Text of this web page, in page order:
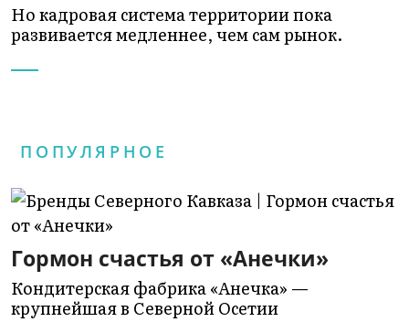
Но кадровая система территории пока
развивается медленнее, чем сам рынок.
ПОПУЛЯРНОЕ
Гормон счастья от «Анечки»
Кондитерская фабрика «Анечка» —
крупнейшая в Северной Осетии